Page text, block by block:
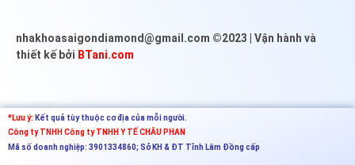
nhakhoasaigondiamond@gmail.com ©2023 | Vận hành và
thiết kế bởi BTani.com
*Lưu ý: Kết quả tùy thuộc cơ địa của mỗi người.
Công ty TNHH Công ty TNHH Y TẾ CHÂU PHAN
Mã số doanh nghiệp: 3901334860; Sở KH & ĐT Tỉnh Lâm Đồng cấp